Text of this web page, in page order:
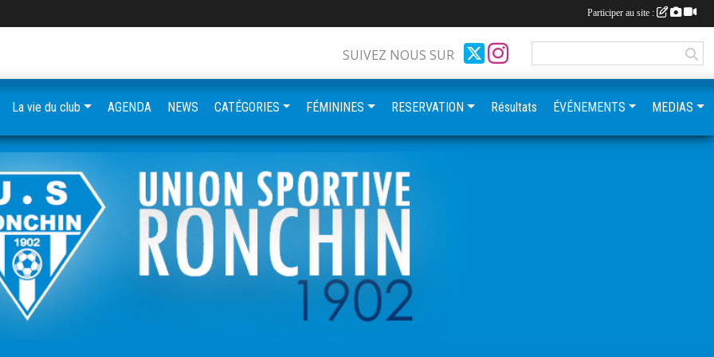
SUIVEZ NOUS SUR
La vie du club AGENDA NEWS CATÉGORIES FÉMININES RESERVATION Résultats ÉVÉNEMENTS MEDIAS
Participer au site :